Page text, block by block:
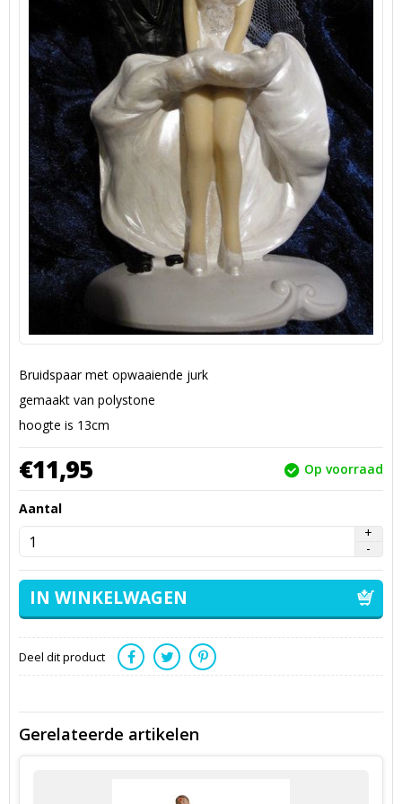
Bruidspaar met opwaaiende jurk
gemaakt van polystone
hoogte is 13cm
€11,95 Op voorraad
Aantal
Deel dit product
Gerelateerde artikelen